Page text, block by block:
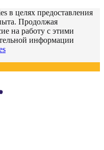
в целях предоставления
Продолжая
на работу с этими
информации